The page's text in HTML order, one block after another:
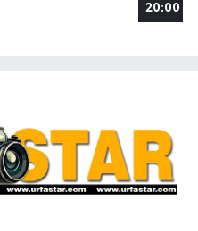
20:00